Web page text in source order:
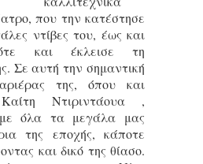
που την κατέστησε
ντίβες του, έως και
και έκλεισε τη
Σε αυτή την σημαντική
της, όπου και
Ντιριντάουα ,
με όλα τα μεγάλα μας
της εποχής, κάποτε
και δικό της θίασο.